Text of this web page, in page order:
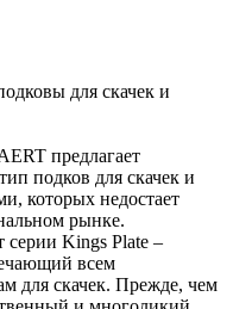
для скачек и
предлагает
подков для скачек и
которых недостает
рынке.
Kings Plate –
всем
для скачек. Прежде, чем